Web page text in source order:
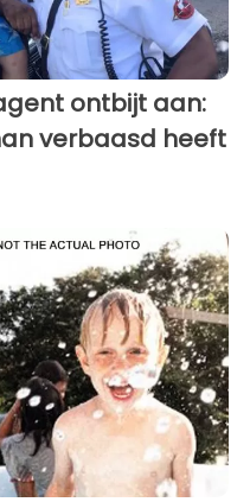
ontbijt aan:
verbaasd heeft